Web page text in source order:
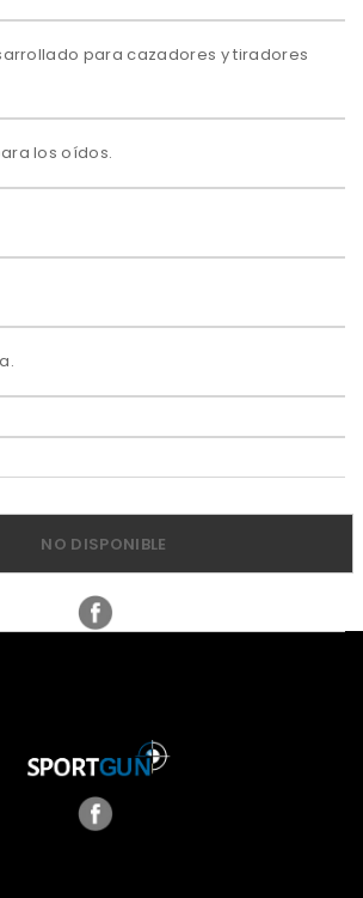
para cazadores y tiradores
los oídos.
NO DISPONIBLE